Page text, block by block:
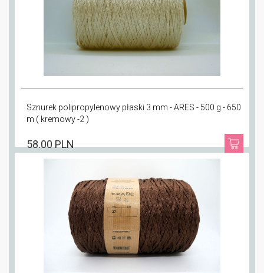
Sznurek polipropylenowy płaski 3 mm - ARES - 500 g.- 650
m ( kremowy -2 )
58.00 PLN